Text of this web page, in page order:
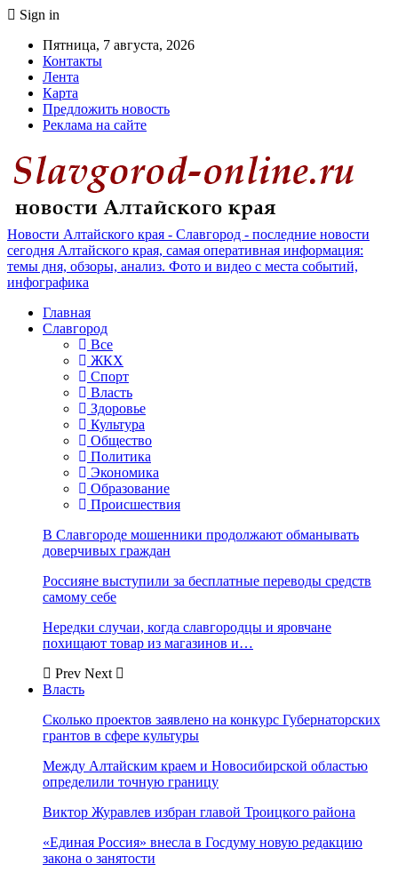
Sign in
Пятница, 7 августа, 2026
Контакты
Лента
Карта
Предложить новость
Реклама на сайте
Новости Алтайского края - Славгород - последние новости
сегодня Алтайского края, самая оперативная информация:
темы дня, обзоры, анализ. Фото и видео с места событий,
инфографика
Главная
Славгород
Все
ЖКХ
Спорт
Власть
Здоровье
Культура
Общество
Политика
Экономика
Образование
Происшествия
В Славгороде мошенники продолжают обманывать
доверчивых граждан
Россияне выступили за бесплатные переводы средств
самому себе
Нередки случаи, когда славгородцы и яровчане
похищают товар из магазинов и…
Prev Next
Власть
Сколько проектов заявлено на конкурс Губернаторских
грантов в сфере культуры
Между Алтайским краем и Новосибирской областью
определили точную границу
Виктор Журавлев избран главой Троицкого района
«Единая Россия» внесла в Госдуму новую редакцию
закона о занятости